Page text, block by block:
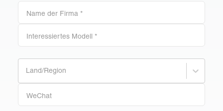
Name der Firma *
Interessiertes Modell *
Land/Region
WeChat